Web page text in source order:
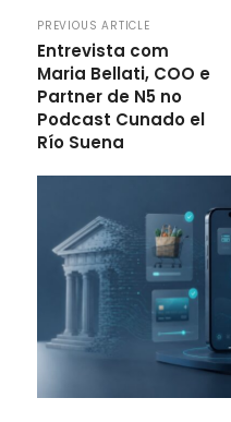
PREVIOUS ARTICLE
Entrevista com
Maria Bellati, COO e
Partner de N5 no
Podcast Cunado el
Río Suena